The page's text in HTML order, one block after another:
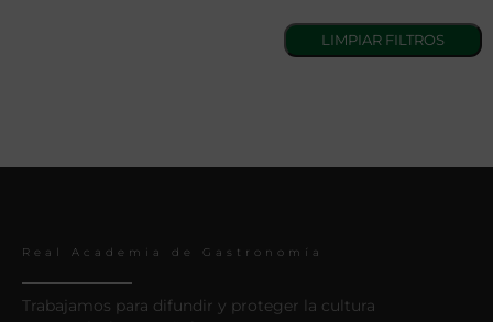
Real Academia de Gastronomía
Trabajamos para difundir y proteger la cultura